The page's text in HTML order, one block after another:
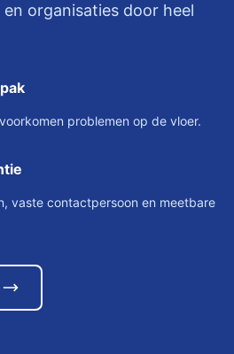
en organisaties door heel
problemen op de vloer.
vaste contactpersoon en meetbare